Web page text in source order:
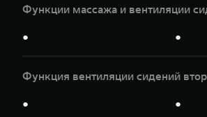
Функции массажа и вентиляции
● ●
Функция вентиляции сидений
● ●